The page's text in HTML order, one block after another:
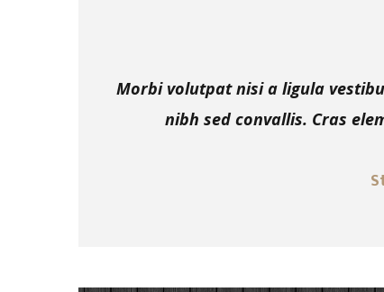
Morbi volutpat nisi a ligula
nibh sed convallis. Cras